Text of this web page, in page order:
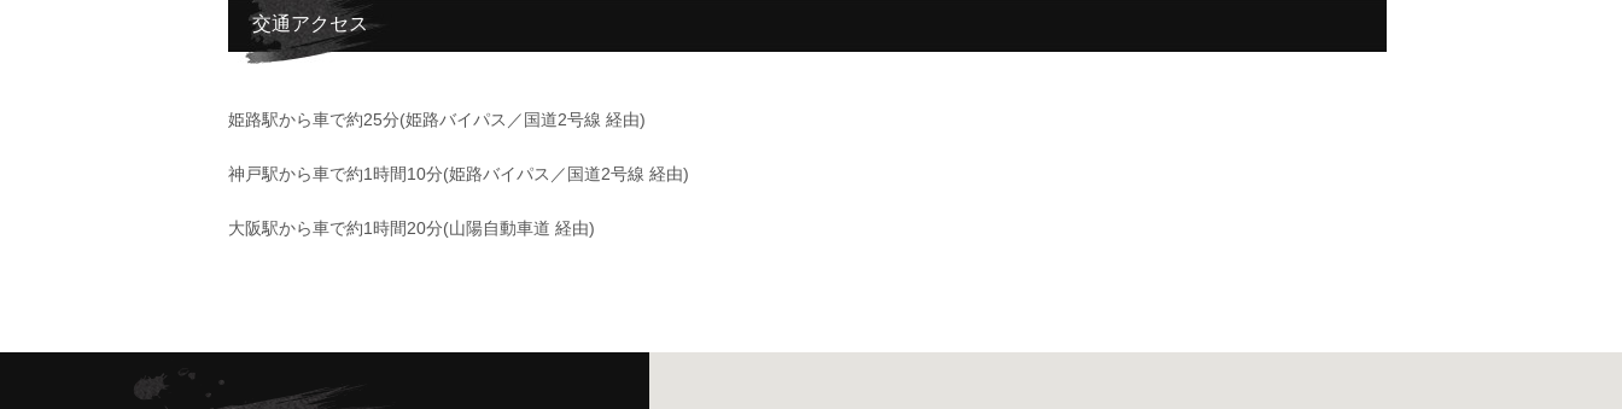
交通アクセス
姫路駅から車で約25分(姫路バイパス／国道2号線 経由)
神戸駅から車で約1時間10分(姫路バイパス／国道2号線 経由)
大阪駅から車で約1時間20分(山陽自動車道 経由)